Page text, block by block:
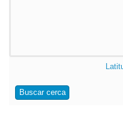
Buscar cerca